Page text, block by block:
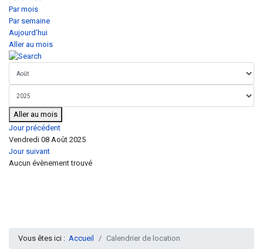
Par mois
Par semaine
Aujourd'hui
Aller au mois
Aller au mois
Jour précédent
Vendredi 08 Août 2025
Jour suivant
Aucun évènement trouvé
Vous êtes ici : Accueil Calendrier de location